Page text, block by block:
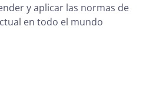
y aplicar las normas de
en todo el mundo